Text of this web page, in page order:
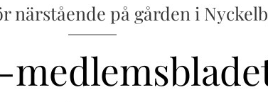
närstående på gården i